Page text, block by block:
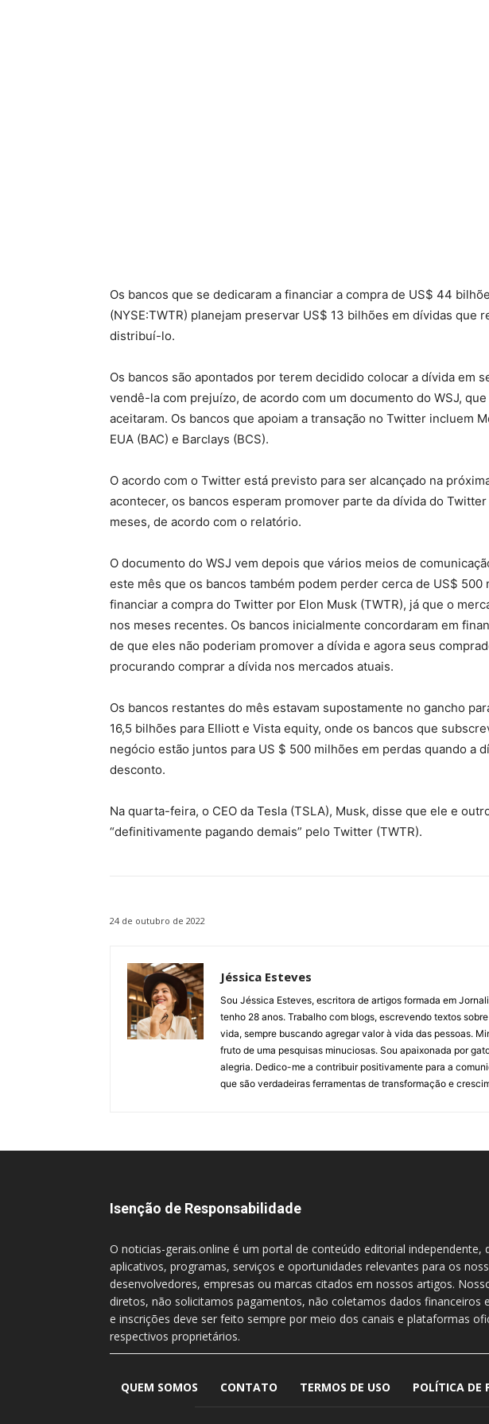
Os bancos que se dedicaram a financiar a compra de US$ 44
(NYSE:TWTR) planejam preservar US$ 13 bilhões em dívidas que
distribuí-lo.
Os bancos são apontados por terem decidido colocar a dívida em
vendê-la com prejuízo, de acordo com um documento do WSJ,
aceitaram. Os bancos que apoiam a transação no Twitter incluem
EUA (BAC) e Barclays (BCS).
O acordo com o Twitter está previsto para ser alcançado na
acontecer, os bancos esperam promover parte da dívida do
meses, de acordo com o relatório.
O documento do WSJ vem depois que vários meios de
este mês que os bancos também podem perder cerca de US$
financiar a compra do Twitter por Elon Musk (TWTR), já que o
nos meses recentes. Os bancos inicialmente concordaram em
de que eles não poderiam promover a dívida e agora seus
procurando comprar a dívida nos mercados atuais.
Os bancos restantes do mês estavam supostamente no gancho
16,5 bilhões para Elliott e Vista equity, onde os bancos que
negócio estão juntos para US $ 500 milhões em perdas quando a
desconto.
Na quarta-feira, o CEO da Tesla (TSLA), Musk, disse que ele e
“definitivamente pagando demais” pelo Twitter (TWTR).
24 de outubro de 2022
Jéssica Esteves
Sou Jéssica Esteves, escritora de artigos formada em
tenho 28 anos. Trabalho com blogs, escrevendo textos
vida, sempre buscando agregar valor à vida das pessoas.
fruto de uma pesquisas minuciosas. Sou apaixonada por
alegria. Dedico-me a contribuir positivamente para a
que são verdadeiras ferramentas de transformação e
Isenção de Responsabilidade
O noticias-gerais.online é um portal de conteúdo editorial
aplicativos, programas, serviços e oportunidades relevantes para os
desenvolvedores, empresas ou marcas citados em nossos artigos.
diretos, não solicitamos pagamentos, não coletamos dados
e inscrições deve ser feito sempre por meio dos canais e plataformas
respectivos proprietários.
QUEM SOMOS CONTATO TERMOS DE USO POLÍTICA DE